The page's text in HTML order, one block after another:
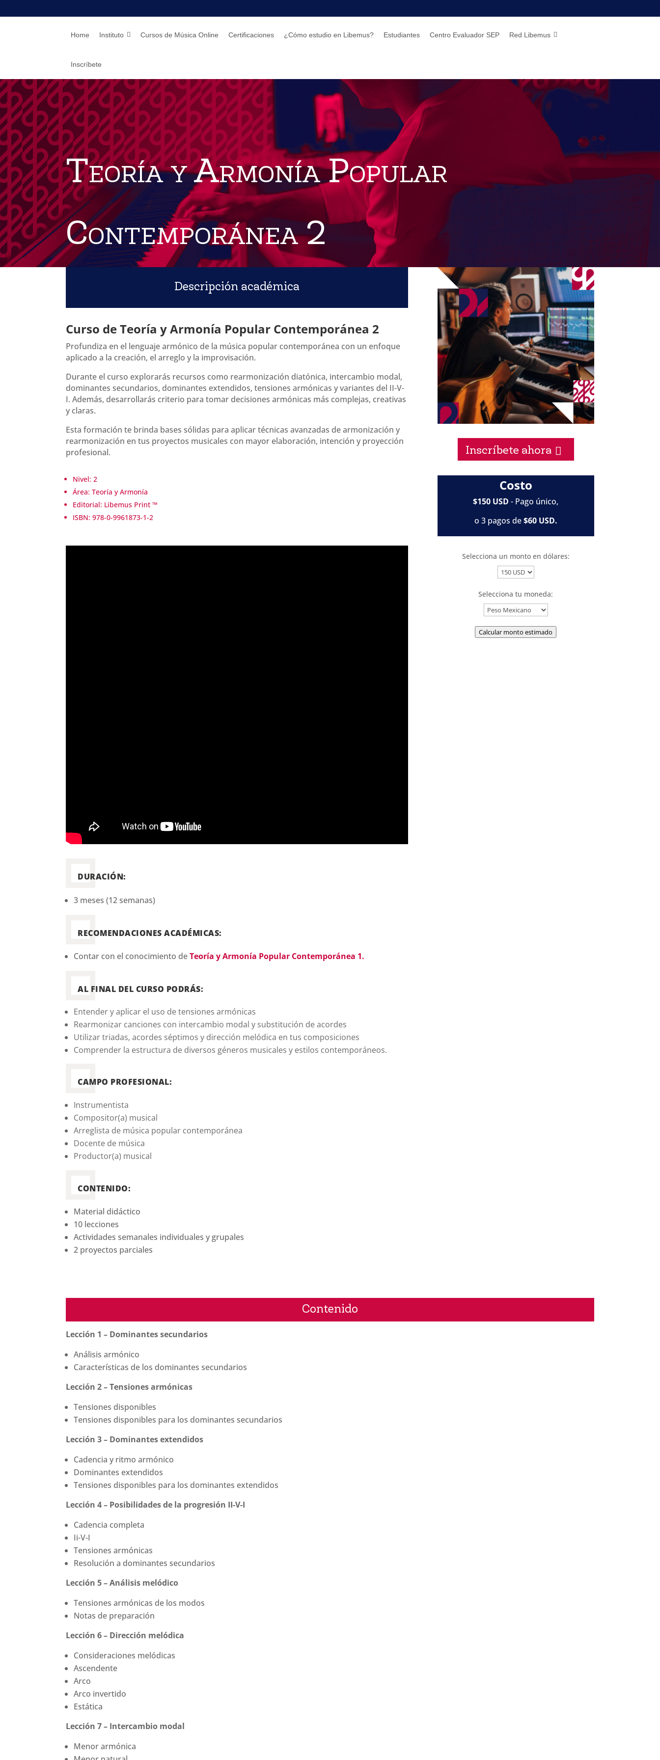
Home Instituto Cursos de Música Online Certificaciones ¿Cómo estudio en Libemus? Estudiantes Centro Evaluador SEP Red Libemus
Inscríbete
Teoría y Armonía Popular
Contemporánea 2
Descripción académica
Curso de Teoría y Armonía Popular Contemporánea 2
Profundiza en el lenguaje armónico de la música popular contemporánea con un enfoque
aplicado a la creación, el arreglo y la improvisación.
Durante el curso explorarás recursos como rearmonización diatónica, intercambio modal,
dominantes secundarios, dominantes extendidos, tensiones armónicas y variantes del II-V-
I. Además, desarrollarás criterio para tomar decisiones armónicas más complejas, creativas
y claras.
Esta formación te brinda bases sólidas para aplicar técnicas avanzadas de armonización y
rearmonización en tus proyectos musicales con mayor elaboración, intención y proyección
profesional.
Nivel: 2
Área:Teoría y Armonía
Editorial: Libemus Print ™
ISBN: 978-0-9961873-1-2
DURACIÓN:
3 meses (12 semanas)
RECOMENDACIONES ACADÉMICAS:
Contar con el conocimiento de Teoría y Armonía Popular Contemporánea 1.
AL FINAL DEL CURSO PODRÁS:
Entender y aplicar el uso de tensiones armónicas
Rearmonizar canciones con intercambio modal y substitución de acordes
Utilizar triadas, acordes séptimos y dirección melódica en tus composiciones
Comprender la estructura de diversos géneros musicales y estilos contemporáneos.
CAMPO PROFESIONAL:
Instrumentista
Compositor(a) musical
Arreglista de música popular contemporánea
Docente de música
Productor(a) musical
CONTENIDO:
Material didáctico
10 lecciones
Actividades semanales individuales y grupales
2 proyectos parciales
Inscríbete ahora
Costo
$150 USD - Pago único,
o 3 pagos de$60 USD.
Selecciona un monto en dólares:
Selecciona tu moneda:
Calcular monto estimado
Contenido
Lección 1 – Dominantes secundarios
Análisis armónico
Características de los dominantes secundarios
Lección 2 – Tensiones armónicas
Tensiones disponibles
Tensiones disponibles para los dominantes secundarios
Lección 3 – Dominantes extendidos
Cadencia y ritmo armónico
Dominantes extendidos
Tensiones disponibles para los dominantes extendidos
Lección 4 – Posibilidades de la progresión II-V-I
Cadencia completa
Ii-V-I
Tensiones armónicas
Resolución a dominantes secundarios
Lección 5 – Análisis melódico
Tensiones armónicas de los modos
Notas de preparación
Lección 6 – Dirección melódica
Consideraciones melódicas
Ascendente
Arco
Arco invertido
Estática
Lección 7 – Intercambio modal
Menor armónica